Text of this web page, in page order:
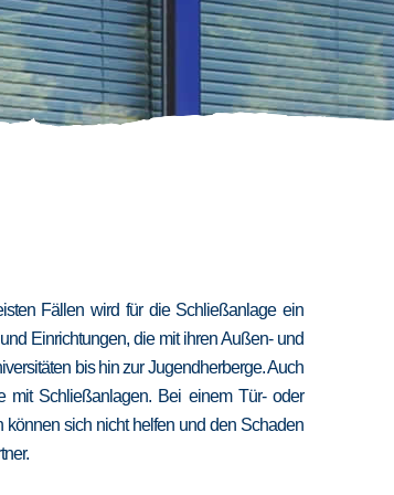
Fällen wird für die Schließanlage ein
Einrichtungen, die mit ihren Außen- und
bis hin zur Jugendherberge. Auch
mit Schließanlagen. Bei einem Tür- oder
sich nicht helfen und den Schaden